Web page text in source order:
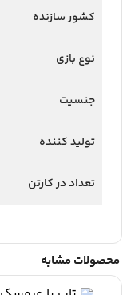
کشور سازنده
نوع بازی
جنسیت
تولید کننده
تعداد در کارتن
محصولات مشابه